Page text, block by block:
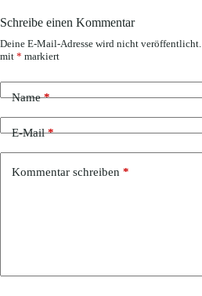
Schreibe einen Kommentar
Deine E-Mail-Adresse wird nicht veröffentlicht.
mit * markiert
Name*
E-Mail*
Kommentar schreiben *